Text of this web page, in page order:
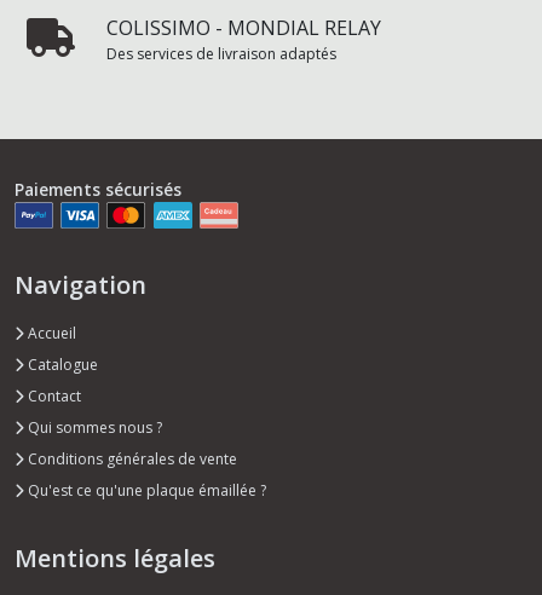
COLISSIMO - MONDIAL RELAY
Des services de livraison adaptés
Paiements sécurisés
Navigation
Accueil
Catalogue
Contact
Qui sommes nous ?
Conditions générales de vente
Qu'est ce qu'une plaque émaillée ?
Mentions légales